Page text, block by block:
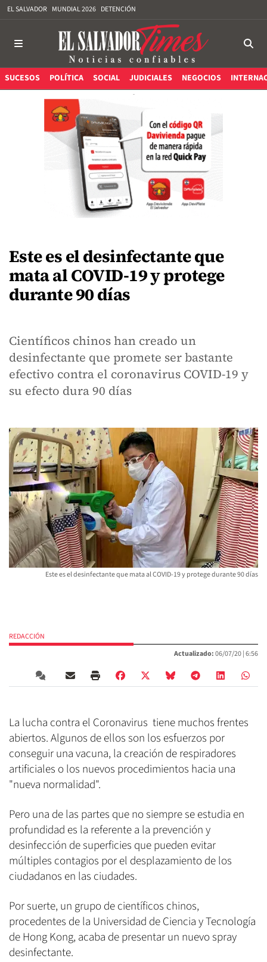
EL SALVADOR MUNDIAL 2026 DETENCIÓN
SUCESOS POLÍTICA SOCIAL JUDICIALES NEGOCIOS
Este es el desinfectante que
mata al COVID-19 y protege
durante 90 días
Científicos chinos han creado un
desinfectante que promete ser bastante
efectivo contra el coronavirus COVID-19 y
su efecto dura 90 días
Este es el desinfectante que mata al COVID-19 y protege durante 90 días
REDACCIÓN
Actualizado:06/07/20 |6:56
La lucha contra el Coronavirus tiene muchos frentes
abiertos. Algunos de ellos son los esfuerzos por
conseguir una vacuna, la creación de respiradores
artificiales o los nuevos procedimientos hacia una
"nueva normalidad".
Pero una de las partes que no siempre se estudia en
profundidad es la referente a la prevención y
desinfección de superficies que pueden evitar
múltiples contagios por el desplazamiento de los
ciudadanos en las ciudades.
Por suerte, un grupo de científicos chinos,
procedentes de la Universidad de Ciencia y Tecnología
de Hong Kong, acaba de presentar un nuevo spray
desinfectante.​